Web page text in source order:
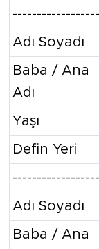
Adı Soyadı
Baba / Ana
Adı
Yaşı
Defin Yeri
Adı Soyadı
Baba / Ana